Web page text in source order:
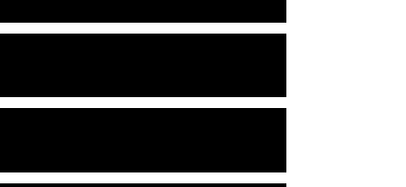
DE LUXE
DES
DU